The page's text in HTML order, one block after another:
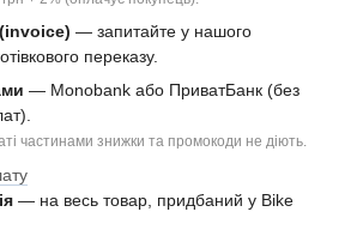
— запитайте у нашого
переказу.
— Monobank або ПриватБанк (без
частинами знижки та промокоди не діють.
— на весь товар, придбаний у Bike